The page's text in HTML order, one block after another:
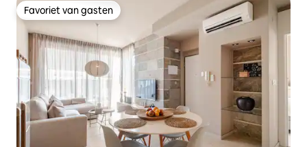
Favoriet van gasten
Favoriet van gasten